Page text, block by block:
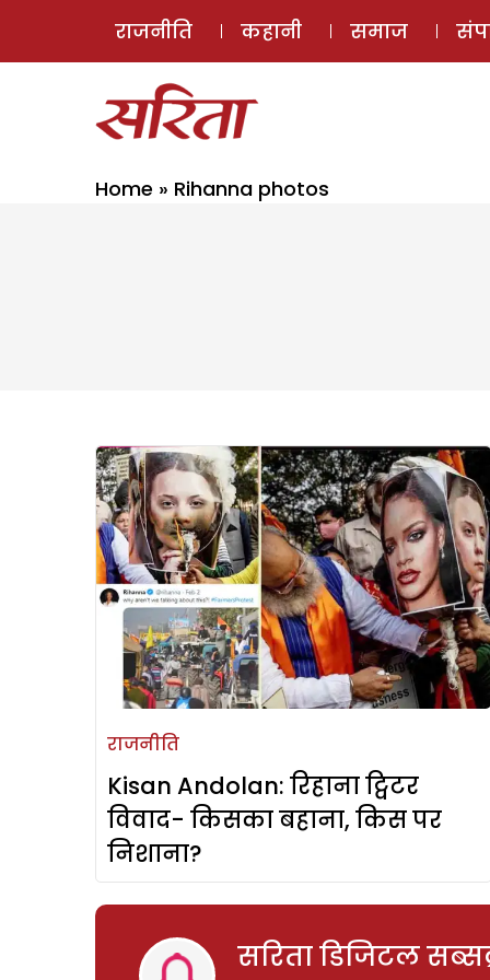
राजनीति कहानी समाज
Home » Rihanna photos
राजनीति
Kisan Andolan: रिहाना ट्विटर
विवाद- किसका बहाना, किस पर
निशाना?
सरिता डिजिटल